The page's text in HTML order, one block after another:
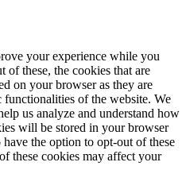
your experience while you
of these, the cookies that are
on your browser as they are
of the website. We
us analyze and understand how
will be stored in your browser
the option to opt-out of these
these cookies may affect your